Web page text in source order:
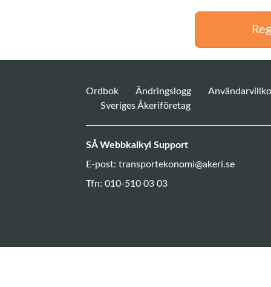
Ordbok Ändringslogg
Sveriges Åkeriföretag
SÅ Webbkalkyl Support
E-post: transportekonomi@akeri.se
Tfn: 010-510 03 03